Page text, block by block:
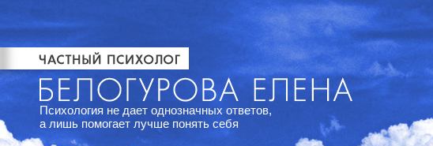
Психология не дает однозначных ответов,
а лишь помогает лучше понять себя